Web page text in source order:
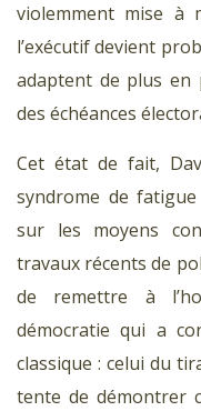
violemment mise à
l’exécutif devient
adaptent de plus en
des échéances
Cet état de fait,
syndrome de
sur les moyens
travaux récents de
de remettre à
démocratie qui a
classique : celui du
tente de démontrer